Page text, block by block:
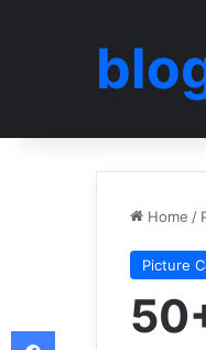
Home /
Picture
Facebook